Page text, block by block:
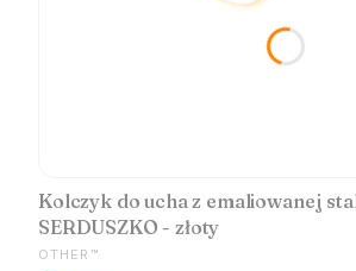
Kolczyk do ucha z emaliowanej
SERDUSZKO - złoty
PRODUCENT
OTHER™